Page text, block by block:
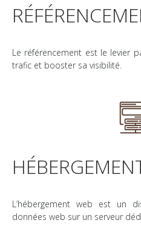
Le référencement est le levier
trafic et booster sa visibilité.
L’hébergement web est un
données web sur un serveur